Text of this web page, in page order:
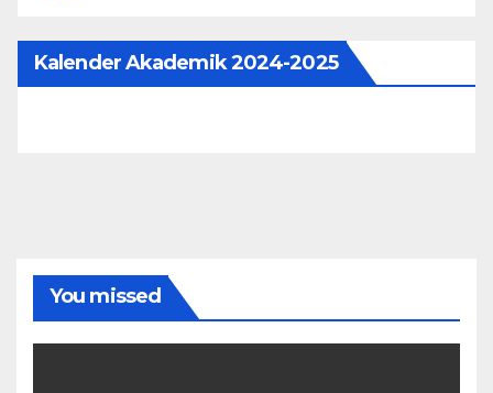
Kalender Akademik 2024-2025
You missed